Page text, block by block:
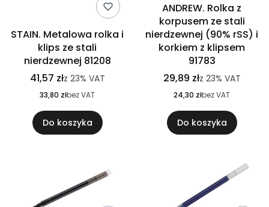
STAIN. Metalowa rolka i
klips ze stali
nierdzewnej 81208
41,57 złz 23% VAT
33,80 złbez VAT
Do koszyka
ANDREW. Rolka z
korpusem ze stali
nierdzewnej (90% rSS) i
korkiem z klipsem
91783
29,89 złz 23% VAT
24,30 złbez VAT
Do koszyka